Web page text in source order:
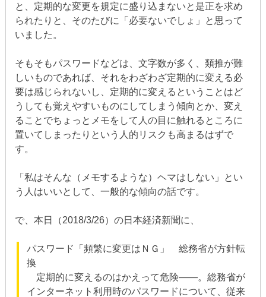
と、定期的な変更を規定に盛り込まないと是正を求め
られたりと、そのたびに「必要ないでしょ」と思って
いました。
そもそもパスワードなどは、文字数が多く、類推が難
しいものであれば、それをわざわざ定期的に変える必
要は感じられないし、定期的に変えるということはど
うしても覚えやすいものにしてしまう傾向とか、変え
ることでちょっとメモをして人の目に触れるところに
置いてしまったりという人的リスクも高まるはずで
す。
「私はそんな（メモするような）ヘマはしない」とい
う人はいいとして、一般的な傾向の話です。
で、本日（2018/3/26）の日本経済新聞に、
パスワード「頻繁に変更はＮＧ」 総務省が方針転
換
定期的に変えるのはかえって危険――。総務省が
インターネット利用時のパスワードについて、従来